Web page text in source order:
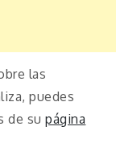
las
puedes
de supágina